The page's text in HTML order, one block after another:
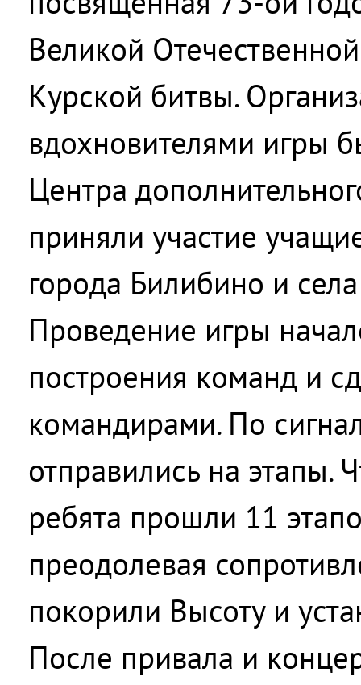
Великой
Курской битвы.
вдохновителями игры
Центра
приняли участие
города Билибино и
Проведение игры
построения команд и
командирами. По
отправились на этапы.
ребята прошли 11
преодолевая
покорили Высоту и
После привала и